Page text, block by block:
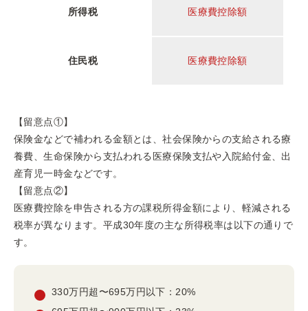
所得税 医療費控除額
住民税 医療費控除額
【留意点①】
保険金などで補われる金額とは、社会保険からの支給される療
養費、生命保険から支払われる医療保険支払や入院給付金、出
産育児一時金などです。
【留意点②】
医療費控除を申告される方の課税所得金額により、軽減される
税率が異なります。平成30年度の主な所得税率は以下の通りで
す。
330万円超〜695万円以下：20%